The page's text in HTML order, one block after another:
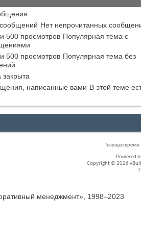
Нет непрочитанных
Популярная тема с
Популярная тема без
закрыта
В этой теме
Текущее время:
Powered
Copyright © 2026
менеджмент», 1998–2023